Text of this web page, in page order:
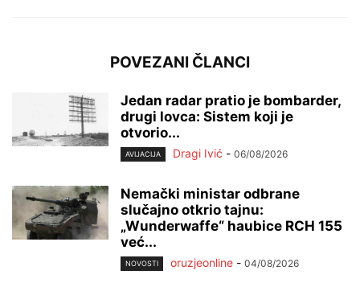
POVEZANI ČLANCI
Jedan radar pratio je bombarder,
drugi lovca: Sistem koji je
otvorio...
AVIJACIJA Dragi Ivić - 06/08/2026
Nemački ministar odbrane
slučajno otkrio tajnu:
„Wunderwaffe“ haubice RCH 155
već...
NOVOSTI oruzjeonline - 04/08/2026